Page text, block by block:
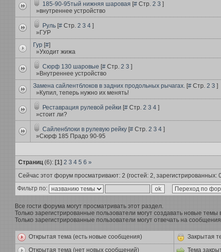
185-90-95тый нижняя шаровая [#Стр. 2 3 ]
»внутреннее устройство
Руль[#Стр. 2 3 4]
»ГУР
Гур [#]
»Уходит жижа
Сюрф 130 шаровые [#Стр. 2 3 ]
»Внутреннее устройство
Замена сайлентблоков в задних продольных рычагах.[#Стр. 2 3 ]
»Купил, теперь нужно их менять!
Реставрация рулевой рейки [#Стр. 2 3 4]
»стоит ли?
Сайленблоки в рулевую рейку[#Стр. 2 3 4]
»Сюрф 185 Прадо 90-95
Страниц(6): [1] 2 3 4 5 6 »
Сейчас этот форум просматривают: 2 (гостей: 2, зарегистрированных:
Фильтр по:
Все гости форума могут просматривать этот раздел.
Только зарегистрированные пользователи могут создавать новые темы
Только зарегистрированные пользователи могут отвечать на
Открытая тема (есть новые сообщения)
Закрытая
Открытая тема (нет новых сообщений)
Тема